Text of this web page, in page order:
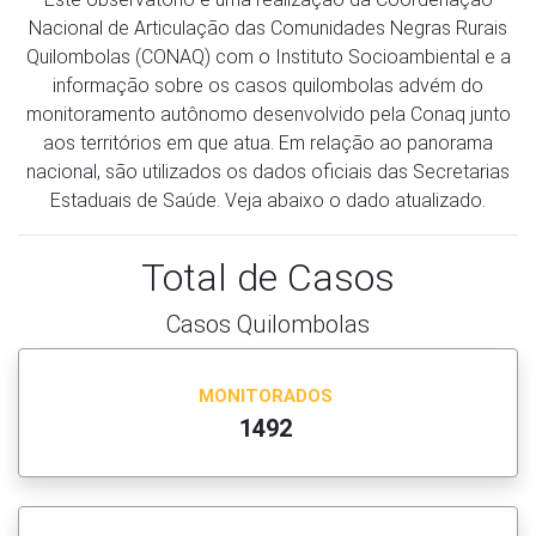
Nacional de Articulação das Comunidades Negras Rurais
Quilombolas (CONAQ) com o Instituto Socioambiental e a
informação sobre os casos quilombolas advém do
monitoramento autônomo desenvolvido pela Conaq junto
aos territórios em que atua. Em relação ao panorama
nacional, são utilizados os dados oficiais das Secretarias
Estaduais de Saúde. Veja abaixo o dado atualizado.
Total de Casos
Casos Quilombolas
MONITORADOS
1492